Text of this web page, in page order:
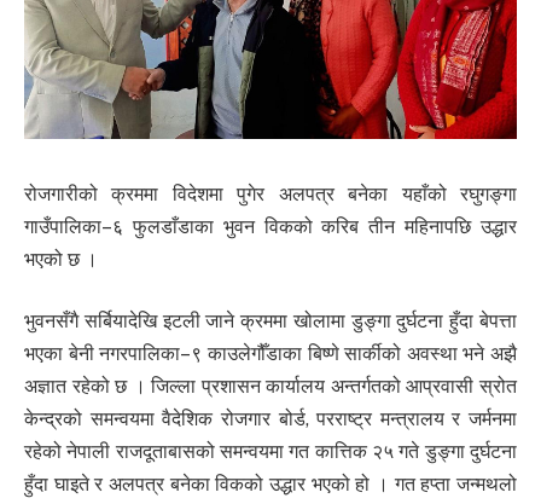
रोजगारीको क्रममा विदेशमा पुगेर अलपत्र बनेका यहाँको रघुगङ्गा
गाउँपालिका–६ फुलडाँडाका भुवन विकको करिब तीन महिनापछि उद्धार
भएको छ ।
भुवनसँगै सर्बियादेखि इटली जाने क्रममा खोलामा डुङ्गा दुर्घटना हुँदा बेपत्ता
भएका बेनी नगरपालिका–९ काउलेगौँडाका बिष्णे सार्कीको अवस्था भने अझै
अज्ञात रहेको छ । जिल्ला प्रशासन कार्यालय अन्तर्गतको आप्रवासी स्रोत
केन्द्रको समन्वयमा वैदेशिक रोजगार बोर्ड, परराष्ट्र मन्त्रालय र जर्मनमा
रहेको नेपाली राजदूताबासको समन्वयमा गत कात्तिक २५ गते डुङ्गा दुर्घटना
हुँदा घाइते र अलपत्र बनेका विकको उद्धार भएको हो । गत हप्ता जन्मथलो